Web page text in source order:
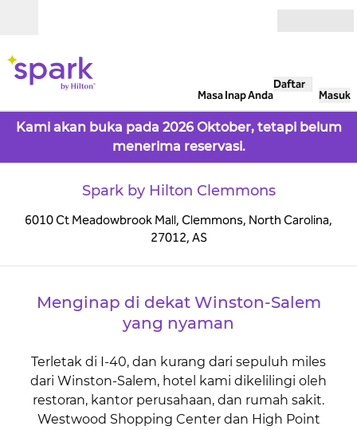
Masa Inap Anda
Daftar
Masuk
Kami akan buka pada 2026 Oktober, tetapi belum
menerima reservasi.
Spark by Hilton Clemmons
6010 Ct Meadowbrook Mall, Clemmons, North Carolina,
27012, AS
Menginap di dekat Winston-Salem
yang nyaman
Terletak di I-40, dan kurang dari sepuluh miles
dari Winston-Salem, hotel kami dikelilingi oleh
restoran, kantor perusahaan, dan rumah sakit.
Westwood Shopping Center dan High Point